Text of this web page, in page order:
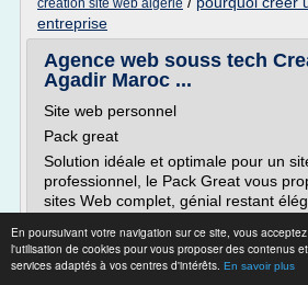
En poursuivant votre navigation sur ce site, vous acceptez
l'utilisation de cookies pour vous proposer des contenus et
services adaptés à vos centres d'intérêts. En savoir plus
creation site web algerie
entreprise
Agence web souss tech
Agadir Maroc ...
Site web personnel
Pack great
Solution idéale et optimale pour un
professionnel, le Pack Great vous
sites Web complet, génial restant
Details
Ultra
Pour mieux maitrisé et adapté vos